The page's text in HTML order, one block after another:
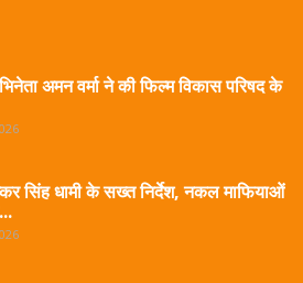
अमन वर्मा ने की फिल्म विकास परिषद के
सिंह धामी के सख्त निर्देश, नकल माफियाओं